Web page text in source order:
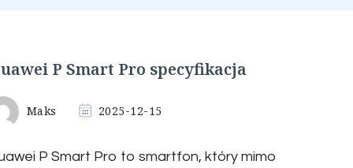
P Smart Pro specyfikacja
Maks 2025-12-15
P Smart Pro to smartfon, który mimo